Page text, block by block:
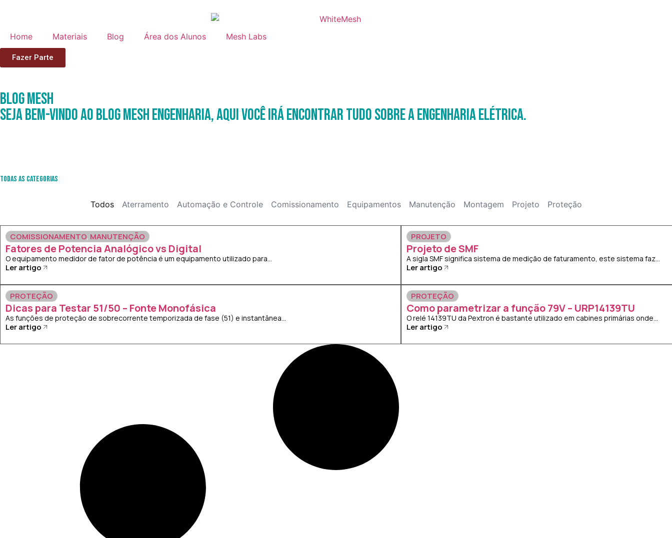
Home Materiais Blog Área dos Alunos Mesh Labs
Fazer Parte
BlogMesh
Seja Bem-Vindo ao Blog Mesh Engenharia, aqui você irá encontrar tudo sobre a Engenharia Elétrica.
Todas as Categorias
Aterramento Automação e Controle Comissionamento Equipamentos Manutenção Montagem Projeto Proteção
Todos
COMISSIONAMENTO, MANUTENÇÃO
Fatores de Potencia Analógico vs Digital
O equipamento medidor de fator de potência é um equipamento utilizado para...
Ler artigo
PROJETO
Projeto de SMF
A sigla SMF significa sistema de medição de faturamento, este sistema faz...
Ler artigo
PROTEÇÃO
Dicas para Testar 51/50 – Fonte Monofásica
As funções de proteção de sobrecorrente temporizada de fase (51) e instantânea...
Ler artigo
PROTEÇÃO
Como parametrizar a função 79V – URP14139TU
O relé 14139TU da Pextron é bastante utilizado em cabines primárias onde...
Ler artigo